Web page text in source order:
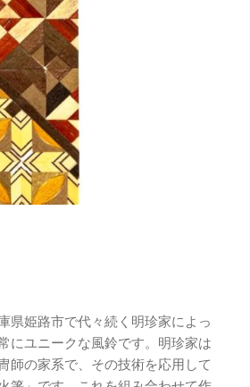
県姫路市で代々続く明珍家によっ
にユニークな風鈴です。明珍家は
師の家系で、その技術を応用して